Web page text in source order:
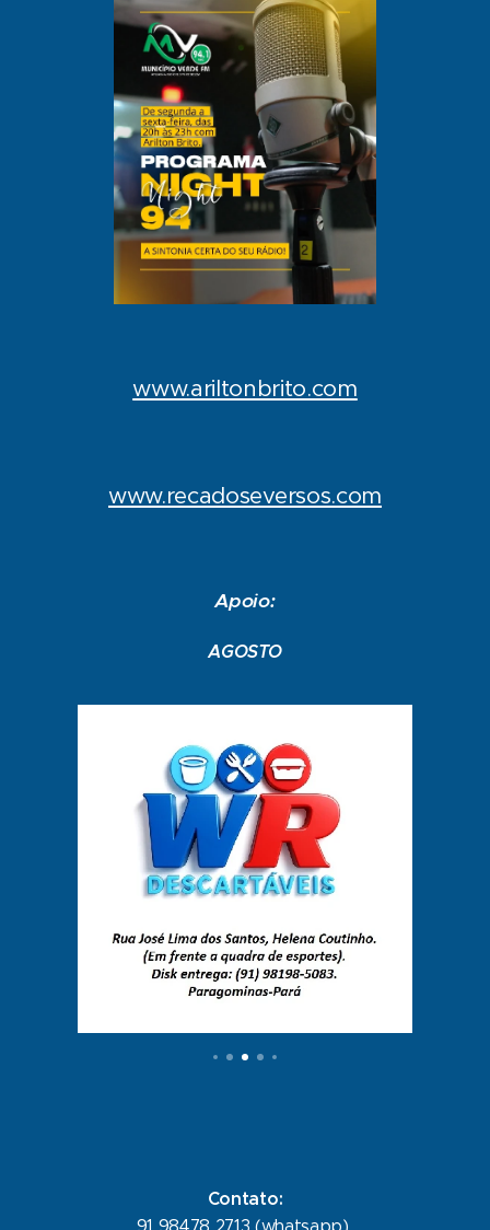
www.ariltonbrito.com
www.recadoseversos.com
Apoio:
AGOSTO
Contato: